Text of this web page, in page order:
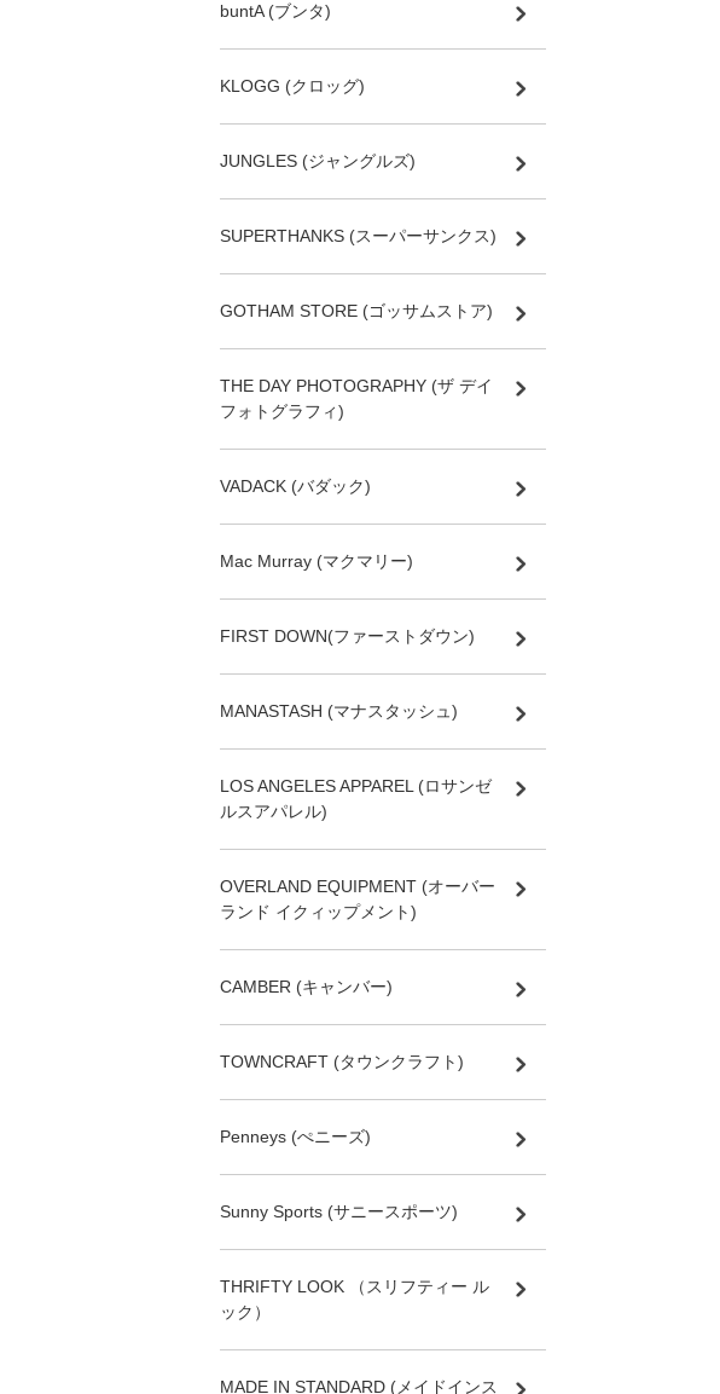
buntA (ブンタ)
KLOGG (クロッグ)
JUNGLES (ジャングルズ)
SUPERTHANKS (スーパーサンクス)
GOTHAM STORE (ゴッサムストア)
THE DAY PHOTOGRAPHY (ザ デイ
フォトグラフィ)
VADACK (バダック)
Mac Murray (マクマリー)
FIRST DOWN(ファーストダウン)
MANASTASH (マナスタッシュ)
LOS ANGELES APPAREL (ロサンゼ
ルスアパレル)
OVERLAND EQUIPMENT (オーバー
ランド イクィップメント)
CAMBER (キャンバー)
TOWNCRAFT (タウンクラフト)
Penneys (ぺニーズ)
Sunny Sports (サニースポーツ)
THRIFTY LOOK （スリフティー ル
ック）
MADE IN STANDARD (メイドインス